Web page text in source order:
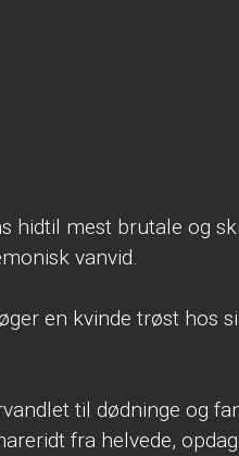
hidtil mest brutale og
vanvid.
en kvinde trøst hos
til dødninge og
fra helvede,